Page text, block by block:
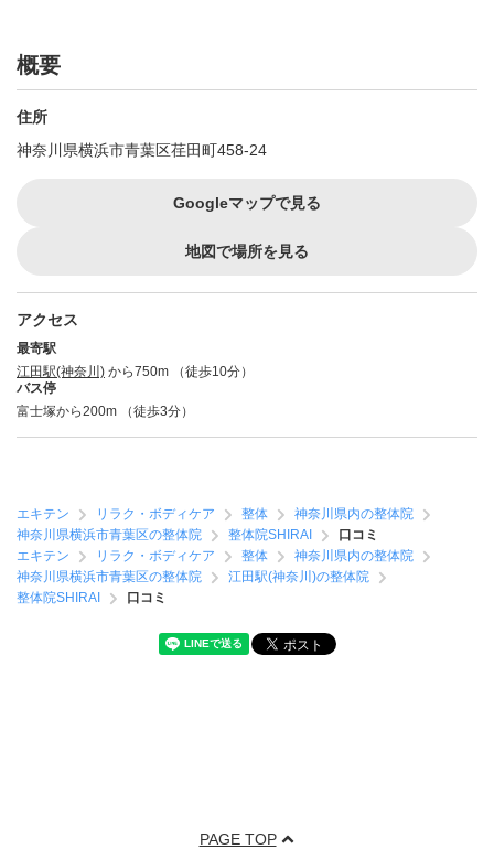
概要
住所
神奈川県横浜市青葉区荏田町458-24
Googleマップで見る
地図で場所を見る
アクセス
最寄駅
江田駅(神奈川) から750m （徒歩10分）
バス停
富士塚から200m （徒歩3分）
エキテン リラク・ボディケア 整体
神奈川県内の整体院
神奈川県横浜市青葉区の整体院
整体院SHIRAI
口コミ
エキテン
リラク・ボディケア 整体
神奈川県内の整体院
神奈川県横浜市青葉区の整体院
江田駅(神奈川)の整体院
整体院SHIRAI
口コミ
PAGE TOP